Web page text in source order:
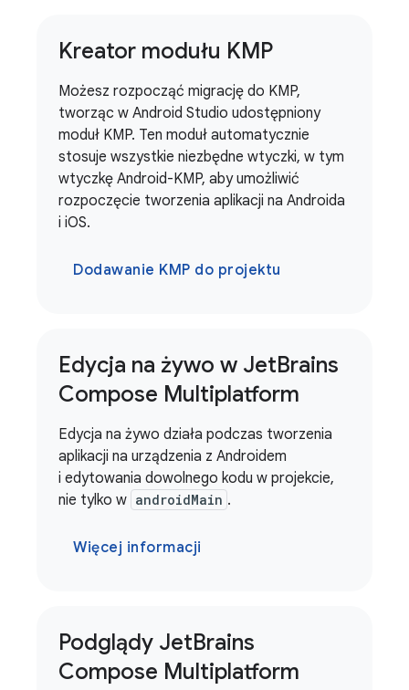
Kreator modułu KMP
Możesz rozpocząć migrację do KMP,
tworząc w Android Studio udostępniony
moduł KMP. Ten moduł automatycznie
stosuje wszystkie niezbędne wtyczki, w tym
wtyczkę Android-KMP, aby umożliwić
rozpoczęcie tworzenia aplikacji na Androida
i iOS.
Dodawanie KMP do projektu
Edycja na żywo w JetBrains
Compose Multiplatform
Edycja na żywo działa podczas tworzenia
aplikacji na urządzenia z Androidem
i edytowania dowolnego kodu w projekcie,
nie tylko w androidMain .
Więcej informacji
Podglądy JetBrains
Compose Multiplatform